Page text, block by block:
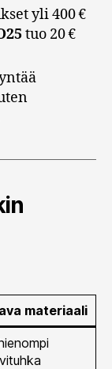
yli 400 €
tuo 20 €
materiaali